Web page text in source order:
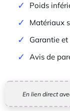
Poids
Matériaux
Garantie
Avis de
En lien direct